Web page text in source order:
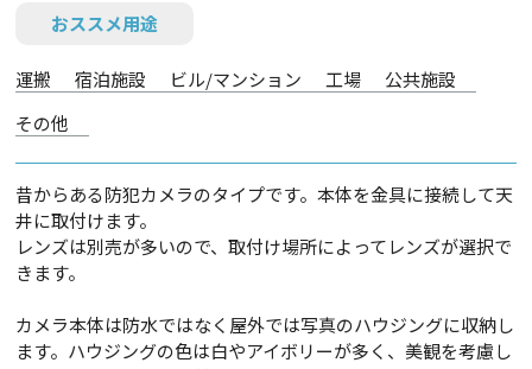
おススメ用途
運搬 宿泊施設 ビル/マンション 工場
公共施設
その他
昔からある防犯カメラのタイプです。本体を金具に接続して天
井に取付けます。
レンズは別売が多いので、取付け場所によってレンズが選択で
きます。
カメラ本体は防水ではなく屋外では写真のハウジングに収納し
ます。ハウジングの色は白やアイボリーが多く、美観を考慮し